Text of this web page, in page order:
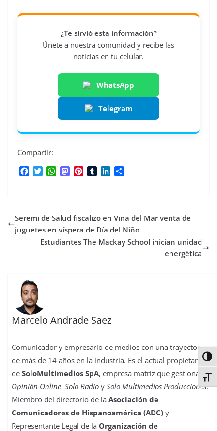
¿Te sirvió esta información?
Únete a nuestra comunidad y recibe las
noticias en tu celular.
WhatsApp
Telegram
Compartir:
o
o
e
r
W
A
p
p
M
d
o
n
r
e
s
r
d
I
n
r
t
i
Seremi de Salud fiscalizó en Viña del Mar venta de
juguetes en víspera de Día del Niño
Estudiantes The Mackay School inician unidad
energética
Marcelo Andrade Saez
Comunicador y empresario de medios con una trayectoria
de más de 14 años en la industria. Es el actual propietario
deSoloMultimedios SpA, empresa matriz que gestiona
La
Opinión Online,Solo Radio ySolo Multimedios Producciones.
Miembro del directorio de laAsociación de
Comunicadores de Hispanoamérica (ADC) y
Representante Legal de la Organización de